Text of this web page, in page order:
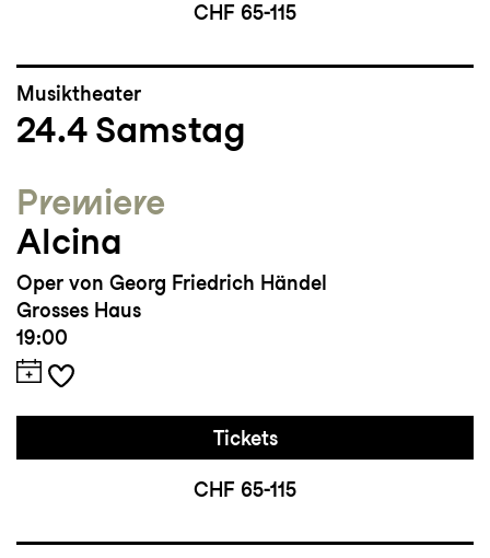
CHF 65-115
Musiktheater
24.4 Samstag
Premiere
Alcina
Oper von Georg Friedrich Händel
Grosses Haus
19:00
Tickets
CHF 65-115